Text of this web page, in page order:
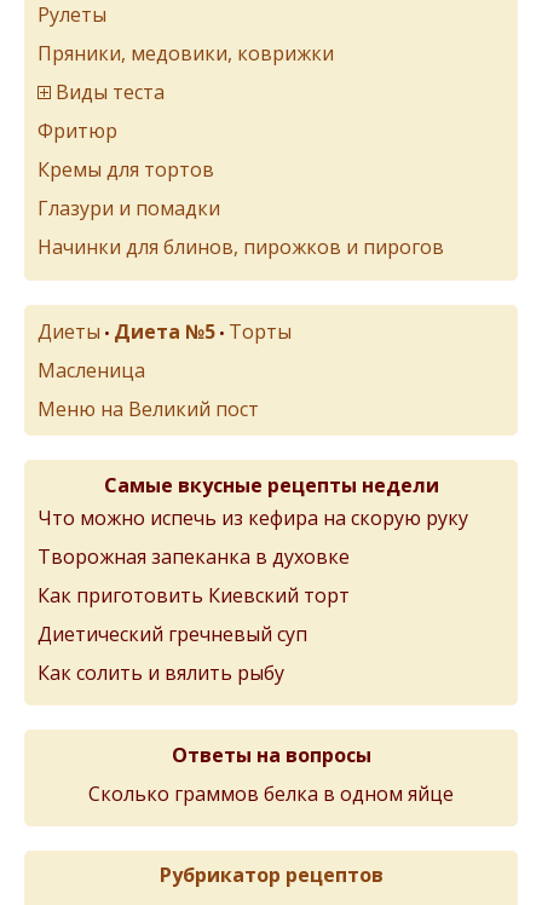
Рулеты
Пряники, медовики, коврижки
Виды теста
Фритюр
Кремы для тортов
Глазури и помадки
Начинки для блинов, пирожков и пирогов
Диеты • Диета №5 • Торты
Масленица
Меню на Великий пост
Самые вкусные рецепты недели
Что можно испечь из кефира на скорую руку
Творожная запеканка в духовке
Как приготовить Киевский торт
Диетический гречневый суп
Как солить и вялить рыбу
Ответы на вопросы
Сколько граммов белка в одном яйце
Рубрикатор рецептов